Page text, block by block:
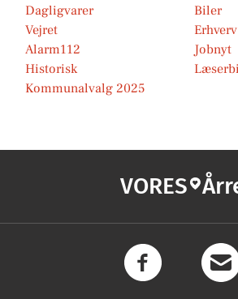
Dagligvarer
Biler
Vejret
Erhverv
Alarm112
Jobnyt
Historisk
Kommunalvalg 2025
VORES